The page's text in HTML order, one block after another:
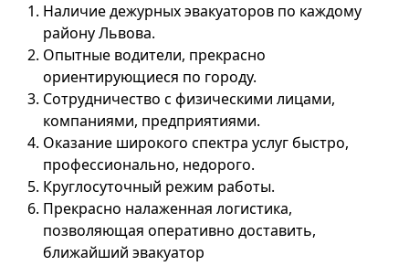
Наличие дежурных эвакуаторов по каждому
району Львова.
Опытные водители, прекрасно
ориентирующиеся по городу.
Сотрудничество с физическими лицами,
компаниями, предприятиями.
Оказание широкого спектра услуг быстро,
профессионально, недорого.
Круглосуточный режим работы.
Прекрасно налаженная логистика,
позволяющая оперативно доставить,
ближайший эвакуатор